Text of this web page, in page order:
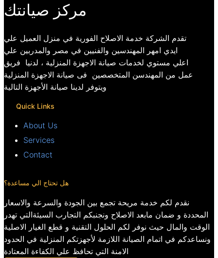
مركز صيانتك
تقدم الشركة خدمة الاصلاح الفورية في منزل العميل علي
ايدي امهر المهندسين والفنيين في مصر والمدربين علي
اعلي مستوي لخدمات صيانة الاجهزة المنزلية ، لدنيا فريق
عمل من المهندسن المتخصصين فى صيانة الاجهزة المنزلية
ويتوفر لدينا صيانة الأجهزة التالية
Quick Links
About Us
Services
Contact
هل تحتاج الي مساعدة؟
نقدم لكم خدمة مريحة تجمع بين الجودة والسرعة والاسعار
المحددة و ضمان مابعد الاصلاح ونجنبكم التجارب السيئةالتي تهدر
الوقت والمال حيث نوفر لكم الحلول التقنية و قطع الغيار الاصلية
ونساعدكم في اتمام الصيانة اللازمة لأجهزتكم المنزلية في الحدود
الامنة التي تحافظ علي الكفاءة المعتادة